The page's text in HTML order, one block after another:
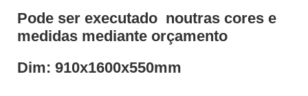
Pode ser executado noutras cores e
medidas mediante orçamento
Dim: 910x1600x550mm